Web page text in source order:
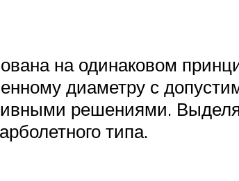
на одинаковом
диаметру с
решениями.
типа.